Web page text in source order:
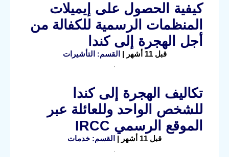
كيفية الحصول على إيميلات
المنظمات الرسمية للكفالة من
أجل الهجرة إلى كندا
قبل 11 أشهر | القسم: التأشيرات
تكاليف الهجرة إلى كندا
للشخص الواحد وللعائلة عبر
الموقع الرسمي IRCC
قبل 11 أشهر | القسم: خدمات